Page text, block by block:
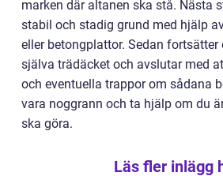
marken där altanen ska stå. Nästa
stabil och stadig grund med hjälp
eller betongplattor. Sedan fortsätter
själva trädäcket och avslutar med
och eventuella trappor om sådana
vara noggrann och ta hjälp om du
ska göra.
Läs fler inlägg